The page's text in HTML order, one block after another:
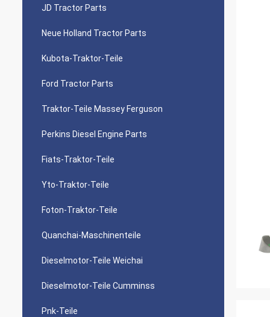
JD Tractor Parts
Neue Holland Tractor Parts
Kubota-Traktor-Teile
Ford Tractor Parts
Traktor-Teile Massey Ferguson
Perkins Diesel Engine Parts
Fiats-Traktor-Teile
Yto-Traktor-Teile
Foton-Traktor-Teile
Quanchai-Maschinenteile
Dieselmotor-Teile Weichai
Dieselmotor-Teile Cumminss
Pnk-Teile